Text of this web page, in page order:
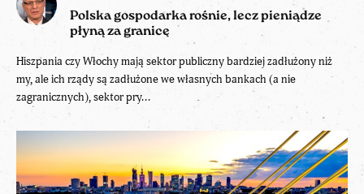
Polska gospodarka rośnie, lecz pieniądze
płyną za granicę
Hiszpania czy Włochy mają sektor publiczny bardziej zadłużony niż
my, ale ich rządy są zadłużone we własnych bankach (a nie
zagranicznych), sektor pry...